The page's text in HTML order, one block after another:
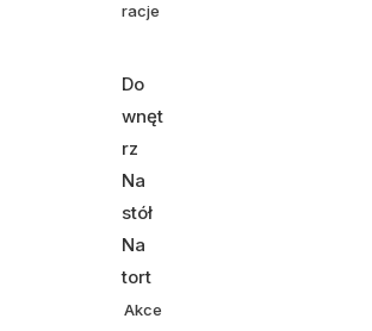
racje
Do
wnęt
rz
Na
stół
Na
tort
Akce